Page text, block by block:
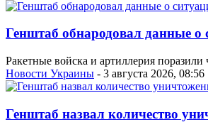
Генштаб обнародовал данные о
Ракетные войска и артиллерия
Новости Украины - 3 августа 2026, 08:56
Генштаб назвал количество